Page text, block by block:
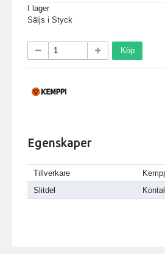
I lager
Säljs i Styck
Köp
Egenskaper
Tillverkare
Slitdel